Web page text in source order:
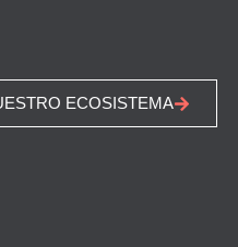
ECOSISTEMA